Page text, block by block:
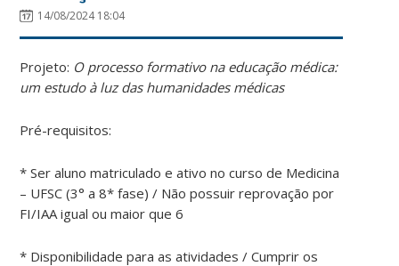
14/08/2024 18:04
Projeto: O processo formativo na educação médica:
um estudo à luz das humanidades médicas
Pré-requisitos:
* Ser aluno matriculado e ativo no curso de Medicina
– UFSC (3° a 8* fase) / Não possuir reprovação por
FI/IAA igual ou maior que 6
* Disponibilidade para as atividades / Cumprir os